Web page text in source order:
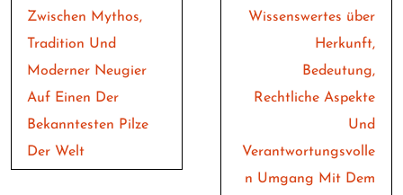
navigation
Zwischen Mythos,
Tradition Und
Moderner Neugier
Auf Einen Der
Bekanntesten Pilze
Der Welt
Wissenswertes über
Herkunft,
Bedeutung,
Rechtliche Aspekte
Und
Verantwortungsvolle
n Umgang Mit Dem